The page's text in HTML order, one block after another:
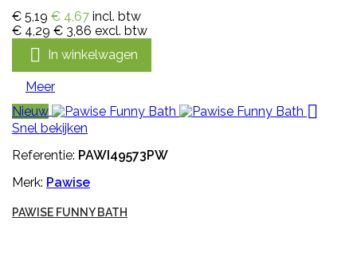
€ 5,19 € 4,67 incl. btw
€ 4,29 € 3,86 excl. btw
 In winkelwagen
Meer
Nieuw

Snel bekijken
Referentie: PAWI49573PW
Merk: Pawise
PAWISE FUNNY BATH